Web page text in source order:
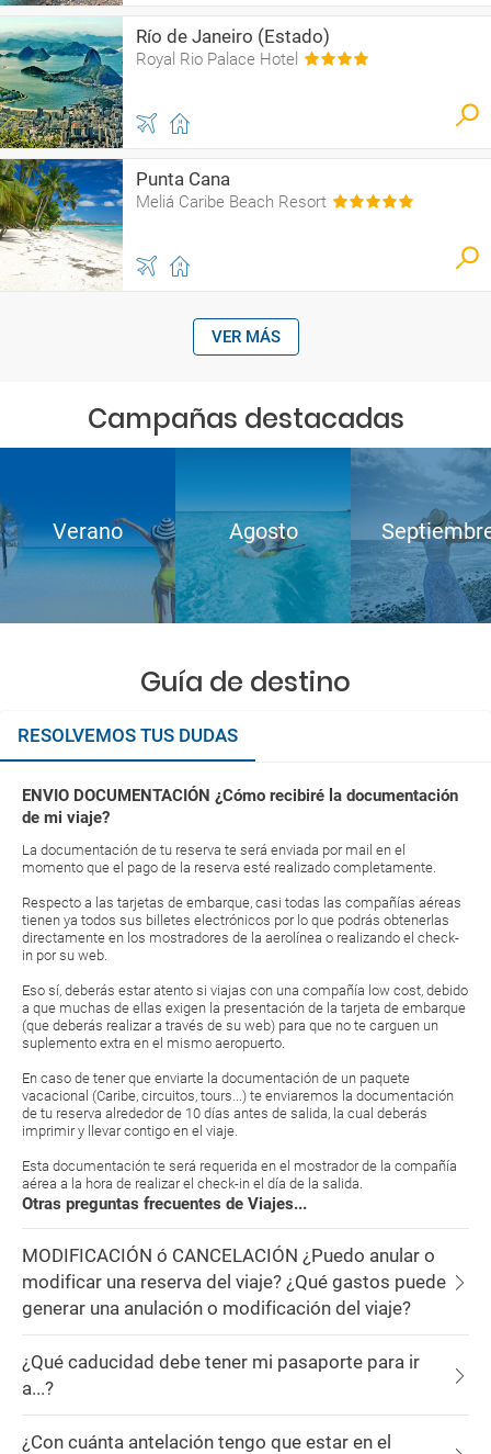
Río de Janeiro (Estado)
Royal Rio Palace Hotel
Punta Cana
Meliá Caribe Beach Resort
VER MÁS
Campañas destacadas
Verano Agosto
Guía de destino
RESOLVEMOS TUS DUDAS
ENVIO DOCUMENTACIÓN ¿Cómo recibiré la documentación
de mi viaje?
La documentación de tu reserva te será enviada por mail en el
momento que el pago de la reserva esté realizado completamente.
Respecto a las tarjetas de embarque, casi todas las compañías aéreas
tienen ya todos sus billetes electrónicos por lo que podrás obtenerlas
directamente en los mostradores de la aerolínea o realizando el check-
in por su web.
Eso sí, deberás estar atento si viajas con una compañía low cost, debido
a que muchas de ellas exigen la presentación de la tarjeta de embarque
(que deberás realizar a través de su web) para que no te carguen un
suplemento extra en el mismo aeropuerto.
En caso de tener que enviarte la documentación de un paquete
vacacional (Caribe, circuitos, tours...) te enviaremos la documentación
de tu reserva alrededor de 10 días antes de salida, la cual deberás
imprimir y llevar contigo en el viaje.
Esta documentación te será requerida en el mostrador de la compañía
aérea a la hora de realizar el check-in el día de la salida.
Otras preguntas frecuentes de Viajes...
MODIFICACIÓN ó CANCELACIÓN ¿Puedo anular o
modificar una reserva del viaje? ¿Qué gastos puede
generar una anulación o modificación del viaje?
¿Qué caducidad debe tener mi pasaporte para ir
a...?
¿Con cuánta antelación tengo que estar en el